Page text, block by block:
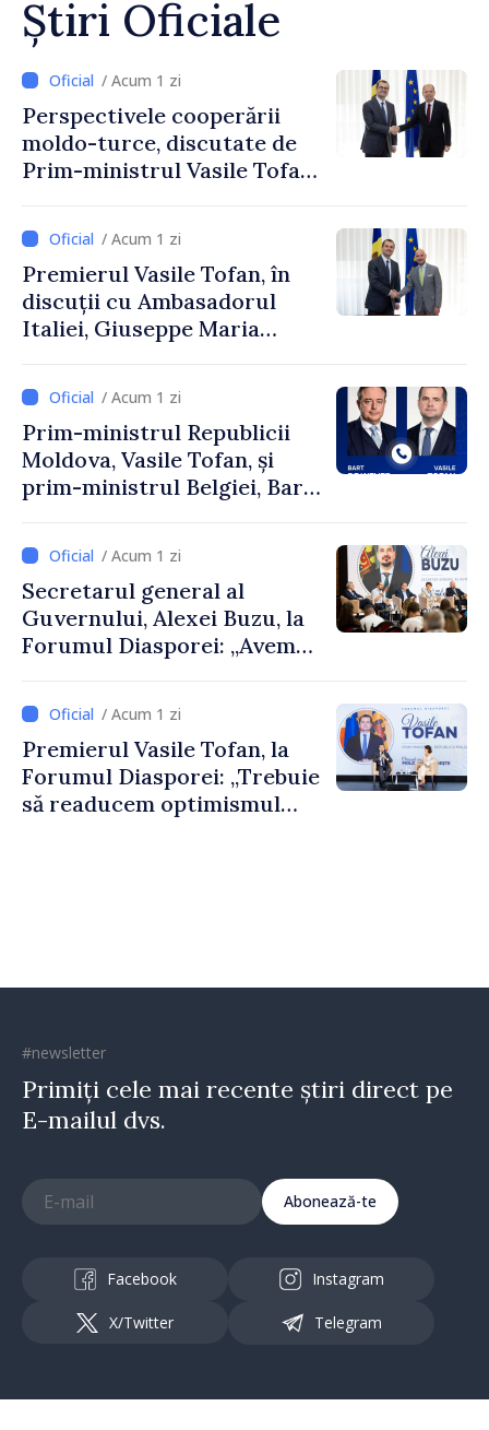
Știri Oficiale
/ Acum 1 zi
Perspectivele cooperării
moldo-turce, discutate de
Prim-ministrul Vasile Tofan
Uygar Mustafa Sertel
/ Acum 1 zi
Premierul Vasile Tofan, în
discuții cu Ambasadorul
Italiei, Giuseppe Maria
/ Acum 1 zi
Prim-ministrul Republicii
Moldova, Vasile Tofan, și
prim-ministrul Belgiei, Bart
despre parcursul european
al Republicii Moldova.
/ Acum 1 zi
Secretarul general al
Guvernului, Alexei Buzu, la
Forumul Diasporei: „Avem
dumneavoastră pentru a
construi comunități mai
puternice”
/ Acum 1 zi
Premierul Vasile Tofan, la
Forumul Diasporei: „Trebuie
să readucem optimismul
#newsletter
Primiți cele mai recente știri direct pe
E-mailul dvs.
Abonează-te
Facebook Instagram
X/Twitter Telegram